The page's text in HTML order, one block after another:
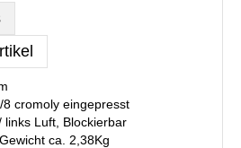
cromoly eingepresst
links Luft, Blockierbar
ca. 2,38Kg